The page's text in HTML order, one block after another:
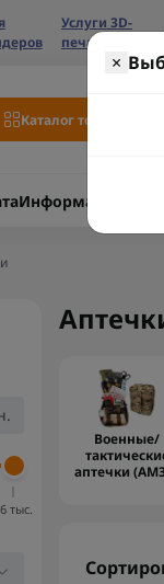
Услуги 3D-
печати
Каталог товаров
Информация
×
тыс.
Военные/
аптечки